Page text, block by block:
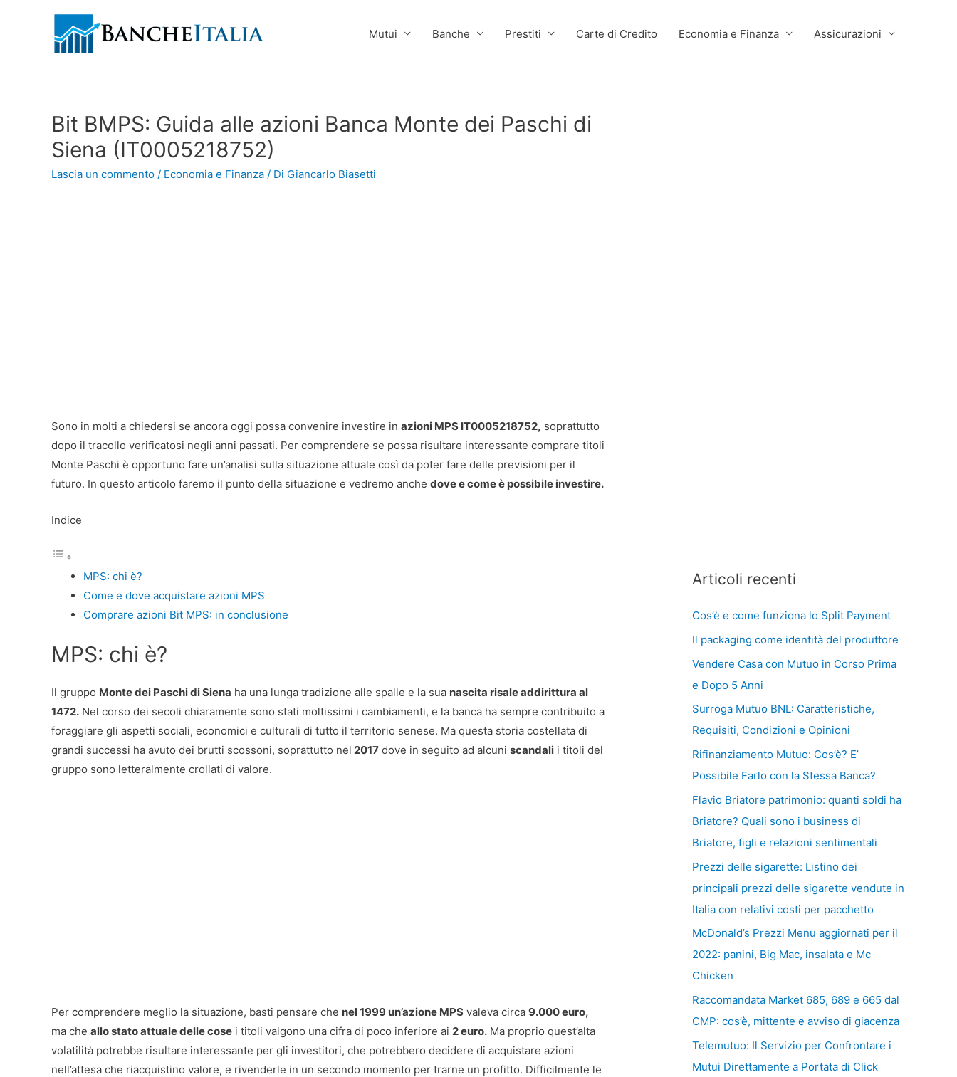
Mutui Banche Prestiti Carte di Credito Economia e Finanza Assicurazioni
Bit BMPS: Guida alle azioni Banca Monte dei Paschi di
Siena (IT0005218752)
Lascia un commento / Economia e Finanza / Di Giancarlo Biasetti
Sono in molti a chiedersi se ancora oggi possa convenire investire in azioni MPS IT0005218752, soprattutto
dopo il tracollo verificatosi negli anni passati. Per comprendere se possa risultare interessante comprare titoli
Monte Paschi è opportuno fare un’analisi sulla situazione attuale così da poter fare delle previsioni per il
futuro. In questo articolo faremo il punto della situazione e vedremo anche dove e come è possibile investire.
Indice
MPS: chi è?
Come e dove acquistare azioni MPS
Comprare azioni Bit MPS: in conclusione
MPS: chi è?
Il gruppo Monte dei Paschi di Siena ha una lunga tradizione alle spalle e la sua nascita risale addirittura al
1472. Nel corso dei secoli chiaramente sono stati moltissimi i cambiamenti, e la banca ha sempre contribuito a
foraggiare gli aspetti sociali, economici e culturali di tutto il territorio senese. Ma questa storia costellata di
grandi successi ha avuto dei brutti scossoni, soprattutto nel 2017 dove in seguito ad alcuni scandali i titoli del
gruppo sono letteralmente crollati di valore.
Per comprendere meglio la situazione, basti pensare che nel 1999 un’azione MPS valeva circa 9.000 euro,
ma che allo stato attuale delle cose i titoli valgono una cifra di poco inferiore ai 2 euro. Ma proprio quest’alta
volatilità potrebbe risultare interessante per gli investitori, che potrebbero decidere di acquistare azioni
nell’attesa che riacquistino valore, e rivenderle in un secondo momento per trarne un profitto. Difficilmente le
Articoli recenti
Cos’è e come funziona lo Split Payment
Il packaging come identità del produttore
Vendere Casa con Mutuo in Corso Prima
e Dopo 5 Anni
Surroga Mutuo BNL: Caratteristiche,
Requisiti, Condizioni e Opinioni
Rifinanziamento Mutuo: Cos’è? E’
Possibile Farlo con la Stessa Banca?
Flavio Briatore patrimonio: quanti soldi ha
Briatore? Quali sono i business di
Briatore, figli e relazioni sentimentali
Prezzi delle sigarette: Listino dei
principali prezzi delle sigarette vendute in
Italia con relativi costi per pacchetto
McDonald’s Prezzi Menu aggiornati per il
2022: panini, Big Mac, insalata e Mc
Chicken
Raccomandata Market 685, 689 e 665 dal
CMP: cos’è, mittente e avviso di giacenza
Telemutuo: Il Servizio per Confrontare i
Mutui Direttamente a Portata di Click